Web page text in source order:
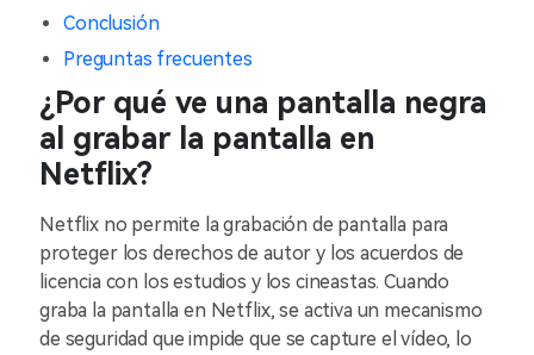
Conclusión
Preguntas frecuentes
¿Por qué ve una pantalla negra
al grabar la pantalla en
Netflix?
Netflix no permite la grabación de pantalla para
proteger los derechos de autor y los acuerdos de
licencia con los estudios y los cineastas. Cuando
graba la pantalla en Netflix, se activa un mecanismo
de seguridad que impide que se capture el vídeo, lo